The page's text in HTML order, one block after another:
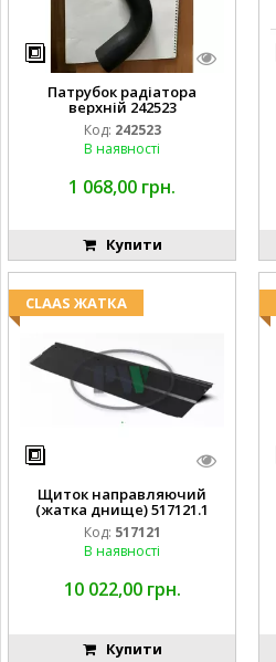
Патрубок радіатора
верхній 242523
Код: 242523
В наявності
1 068,00 грн.
Купити
CLAAS ЖАТКА
Щиток направляючий
(жатка днище) 517121.1
Код: 517121
В наявності
10 022,00 грн.
Купити